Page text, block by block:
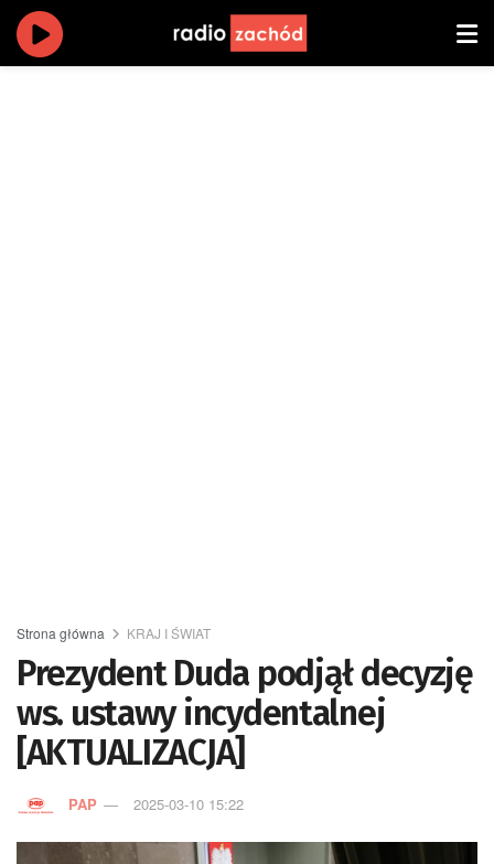
Strona główna KRAJ I ŚWIAT
Prezydent Duda podjął decyzję
ws. ustawy incydentalnej
[AKTUALIZACJA]
PAP 2025-03-10 15:22